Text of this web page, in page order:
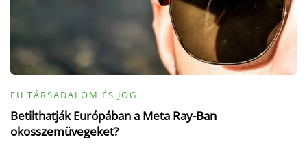
EU TÁRSADALOM ÉS JOG
Betilthatják Európában a Meta Ray-Ban
okosszemüvegeket?